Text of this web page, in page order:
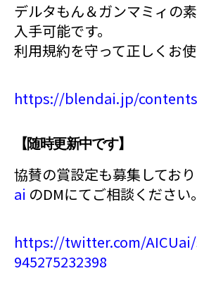
デルタもん＆ガンマミィの
入手可能です。
利用規約を守って正しくお使
https://blendai.jp/contents
【随時更新中です】
協賛の賞設定も募集しており
ai のDMにてご相談ください。
https://twitter.com/
945275232398